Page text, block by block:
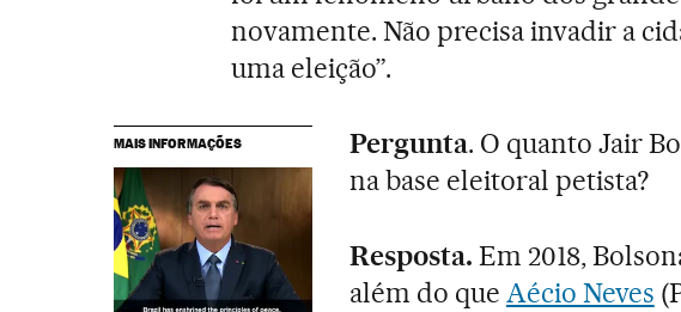
novamente. Não precisa invadir a
uma eleição”.
MAIS INFORMAÇÕES Pergunta. O quanto Jair
na base eleitoral petista?
Resposta. Em 2018,
além do que Aécio Neves